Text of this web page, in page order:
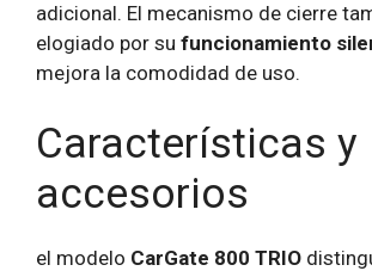
adicional. El mecanismo de cierre
elogiado por su funcionamiento
mejora la comodidad de uso.
Características y
accesorios
el modelo CarGate 800 TRIO